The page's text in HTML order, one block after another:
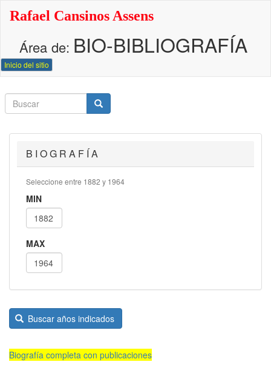
principal
Rafael Cansinos Assens
Área de: BIO-BIBLIOGRAFÍA
Inicio del sitio
Buscar
Buscar
Buscar
B I O G R A F Í A
Seleccione entre 1882 y 1964
MIN
MAX
Buscar años indicados
Biografía completa con publicaciones